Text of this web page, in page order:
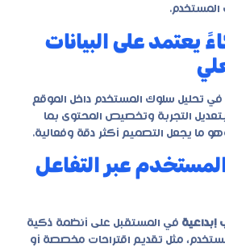
المستخدم.
يعتمد على البيانات
في تحليل سلوك المستخدم داخل الموقع
التجربة وتخصيص المحتوى بما
ما يجعل التصميم أكثر دقة وفعالية.
عبر التفاعل
في المستقبل على أنظمة ذكية
مثل تقديم اقتراحات مخصصة أو